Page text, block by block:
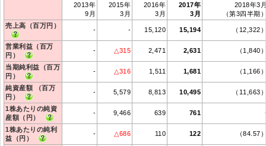
2013年
9月
2015年
3月
2016年
3月
2017年
3月
2018年3
（第3四半期
売上高（百万円）
- - 15,120 15,194 （12,322
営業利益（百万
円）
- △315 2,471 2,631 （1,840
当期純利益（百万
円）
- △316 1,511 1,681 （1,166
純資産額 （百万
円）
- 5,579 8,813 10,495 （11,663
1株あたりの純資
産額（円）
- 9,466 639 761
1株あたりの純利
益（円）
- △686 110 122 （84.57